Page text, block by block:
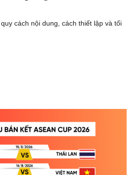
cách nội dung, cách thiết lập và tối